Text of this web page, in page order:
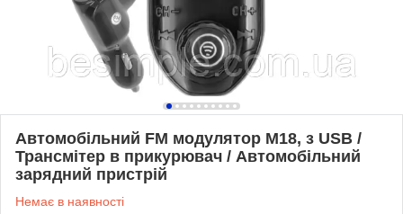
Автомобільний FM модулятор M18, з USB /
Трансмітер в прикурювач / Автомобільний
зарядний пристрій
Немає в наявності